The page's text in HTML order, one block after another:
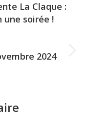
La Claque :
une soirée !
2024